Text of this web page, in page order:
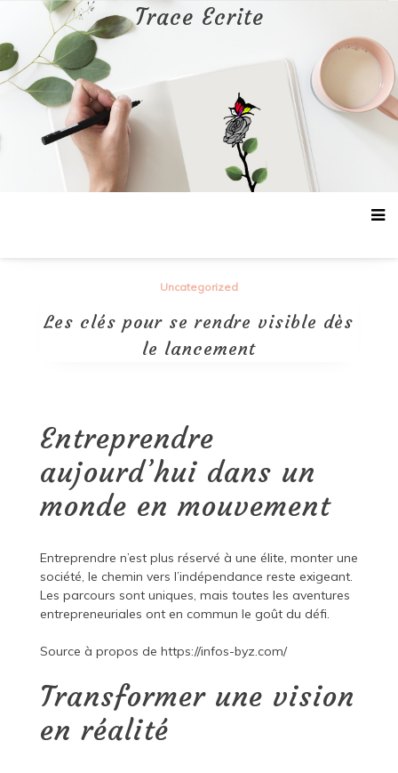
contenu
Trace Ecrite
Uncategorized
Les clés pour se rendre visible dès
le lancement
Entreprendre
aujourd’hui dans un
monde en mouvement
Entreprendre n’est plus réservé à une élite, monter une
société, le chemin vers l’indépendance reste exigeant.
Les parcours sont uniques, mais toutes les aventures
entrepreneuriales ont en commun le goût du défi.
Source à propos de https://infos-byz.com/
Transformer une vision
en réalité